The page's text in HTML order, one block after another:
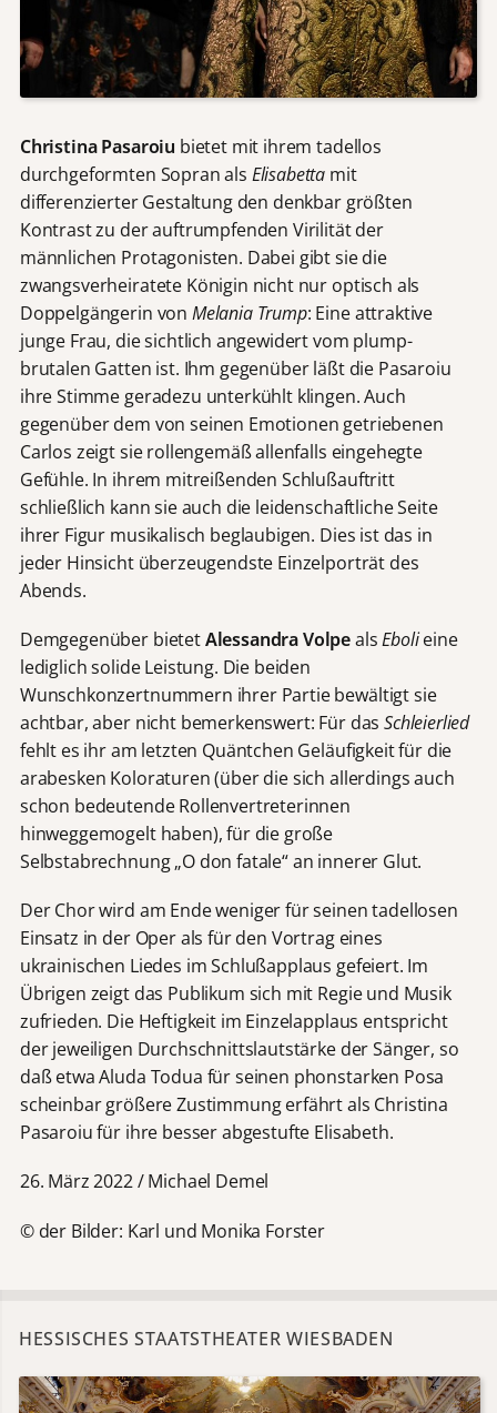
Christina Pasaroiu bietet mit ihrem tadellos
durchgeformten Sopran als Elisabetta mit
differenzierter Gestaltung den denkbar größten
Kontrast zu der auftrumpfenden Virilität der
männlichen Protagonisten. Dabei gibt sie die
zwangsverheiratete Königin nicht nur optisch als
Doppelgängerin von Melania Trump: Eine attraktive
junge Frau, die sichtlich angewidert vom plump-
brutalen Gatten ist. Ihm gegenüber läßt die Pasaroiu
ihre Stimme geradezu unterkühlt klingen. Auch
gegenüber dem von seinen Emotionen getriebenen
Carlos zeigt sie rollengemäß allenfalls eingehegte
Gefühle. In ihrem mitreißenden Schlußauftritt
schließlich kann sie auch die leidenschaftliche Seite
ihrer Figur musikalisch beglaubigen. Dies ist das in
jeder Hinsicht überzeugendste Einzelporträt des
Abends.
Demgegenüber bietetAlessandra VolpealsEbolieine
lediglich solide Leistung. Die beiden
Wunschkonzertnummern ihrer Partie bewältigt sie
achtbar, aber nicht bemerkenswert: Für dasSchleierlied
fehlt es ihr am letzten Quäntchen Geläufigkeit für die
arabesken Koloraturen (über die sich allerdings auch
schon bedeutende Rollenvertreterinnen
hinweggemogelt haben), für die große
Selbstabrechnung „O don fatale“ an innerer Glut.
Der Chor wird am Ende weniger für seinen tadellosen
Einsatz in der Oper als für den Vortrag eines
ukrainischen Liedes im Schlußapplaus gefeiert. Im
Übrigen zeigt das Publikum sich mit Regie und Musik
zufrieden. Die Heftigkeit im Einzelapplaus entspricht
der jeweiligen Durchschnittslautstärke der Sänger, so
daß etwa Aluda Todua für seinen phonstarken Posa
scheinbar größere Zustimmung erfährt als Christina
Pasaroiu für ihre besser abgestufte Elisabeth.
26. März 2022 / Michael Demel
© der Bilder: Karl und Monika Forster
HESSISCHES STAATSTHEATER WIESBADEN